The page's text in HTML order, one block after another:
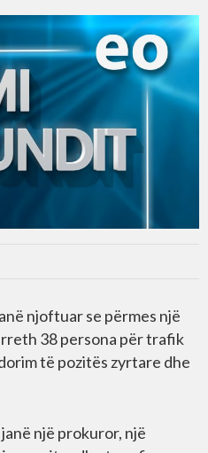
njoftuar se përmes një
38 persona për trafik
të pozitës zyrtare dhe
një prokuror, një